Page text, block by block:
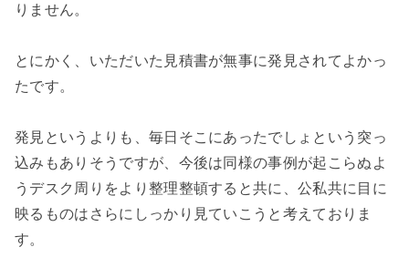
りません。
とにかく、いただいた見積書が無事に発見されてよかっ
たです。
発見というよりも、毎日そこにあったでしょという突っ
込みもありそうですが、今後は同様の事例が起こらぬよ
うデスク周りをより整理整頓すると共に、公私共に目に
映るものはさらにしっかり見ていこうと考えておりま
す。